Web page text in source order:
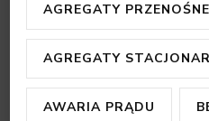
AGREGATY PRZENOŚNE
AGREGATY
AWARIA PRĄDU